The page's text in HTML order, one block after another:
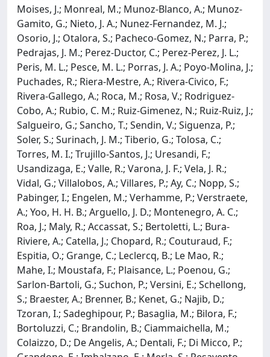
Moises, J.; Monreal, M.; Munoz-Blanco, A.; Munoz-
Gamito, G.; Nieto, J. A.; Nunez-Fernandez, M. J.;
Osorio, J.; Otalora, S.; Pacheco-Gomez, N.; Parra, P.;
Pedrajas, J. M.; Perez-Ductor, C.; Perez-Perez, J. L.;
Peris, M. L.; Pesce, M. L.; Porras, J. A.; Poyo-Molina, J.;
Puchades, R.; Riera-Mestre, A.; Rivera-Civico, F.;
Rivera-Gallego, A.; Roca, M.; Rosa, V.; Rodriguez-
Cobo, A.; Rubio, C. M.; Ruiz-Gimenez, N.; Ruiz-Ruiz, J.;
Salgueiro, G.; Sancho, T.; Sendin, V.; Siguenza, P.;
Soler, S.; Surinach, J. M.; Tiberio, G.; Tolosa, C.;
Torres, M. I.; Trujillo-Santos, J.; Uresandi, F.;
Usandizaga, E.; Valle, R.; Varona, J. F.; Vela, J. R.;
Vidal, G.; Villalobos, A.; Villares, P.; Ay, C.; Nopp, S.;
Pabinger, I.; Engelen, M.; Verhamme, P.; Verstraete,
A.; Yoo, H. H. B.; Arguello, J. D.; Montenegro, A. C.;
Roa, J.; Maly, R.; Accassat, S.; Bertoletti, L.; Bura-
Riviere, A.; Catella, J.; Chopard, R.; Couturaud, F.;
Espitia, O.; Grange, C.; Leclercq, B.; Le Mao, R.;
Mahe, I.; Moustafa, F.; Plaisance, L.; Poenou, G.;
Sarlon-Bartoli, G.; Suchon, P.; Versini, E.; Schellong,
S.; Braester, A.; Brenner, B.; Kenet, G.; Najib, D.;
Tzoran, I.; Sadeghipour, P.; Basaglia, M.; Bilora, F.;
Bortoluzzi, C.; Brandolin, B.; Ciammaichella, M.;
Colaizzo, D.; De Angelis, A.; Dentali, F.; Di Micco, P.;